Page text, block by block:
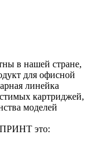
в нашей стране,
для офисной
линейка
картриджей,
моделей
ПРИНТ это: